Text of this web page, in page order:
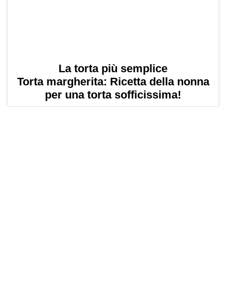
La torta più semplice
Torta margherita: Ricetta della nonna
per una torta sofficissima!